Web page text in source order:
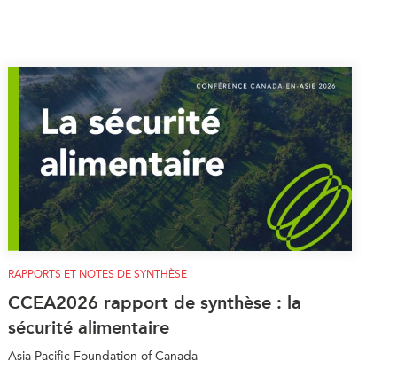
RAPPORTS ET NOTES DE SYNTHÈSE
CCEA2026 rapport de synthèse : la
sécurité alimentaire
Asia Pacific Foundation of Canada